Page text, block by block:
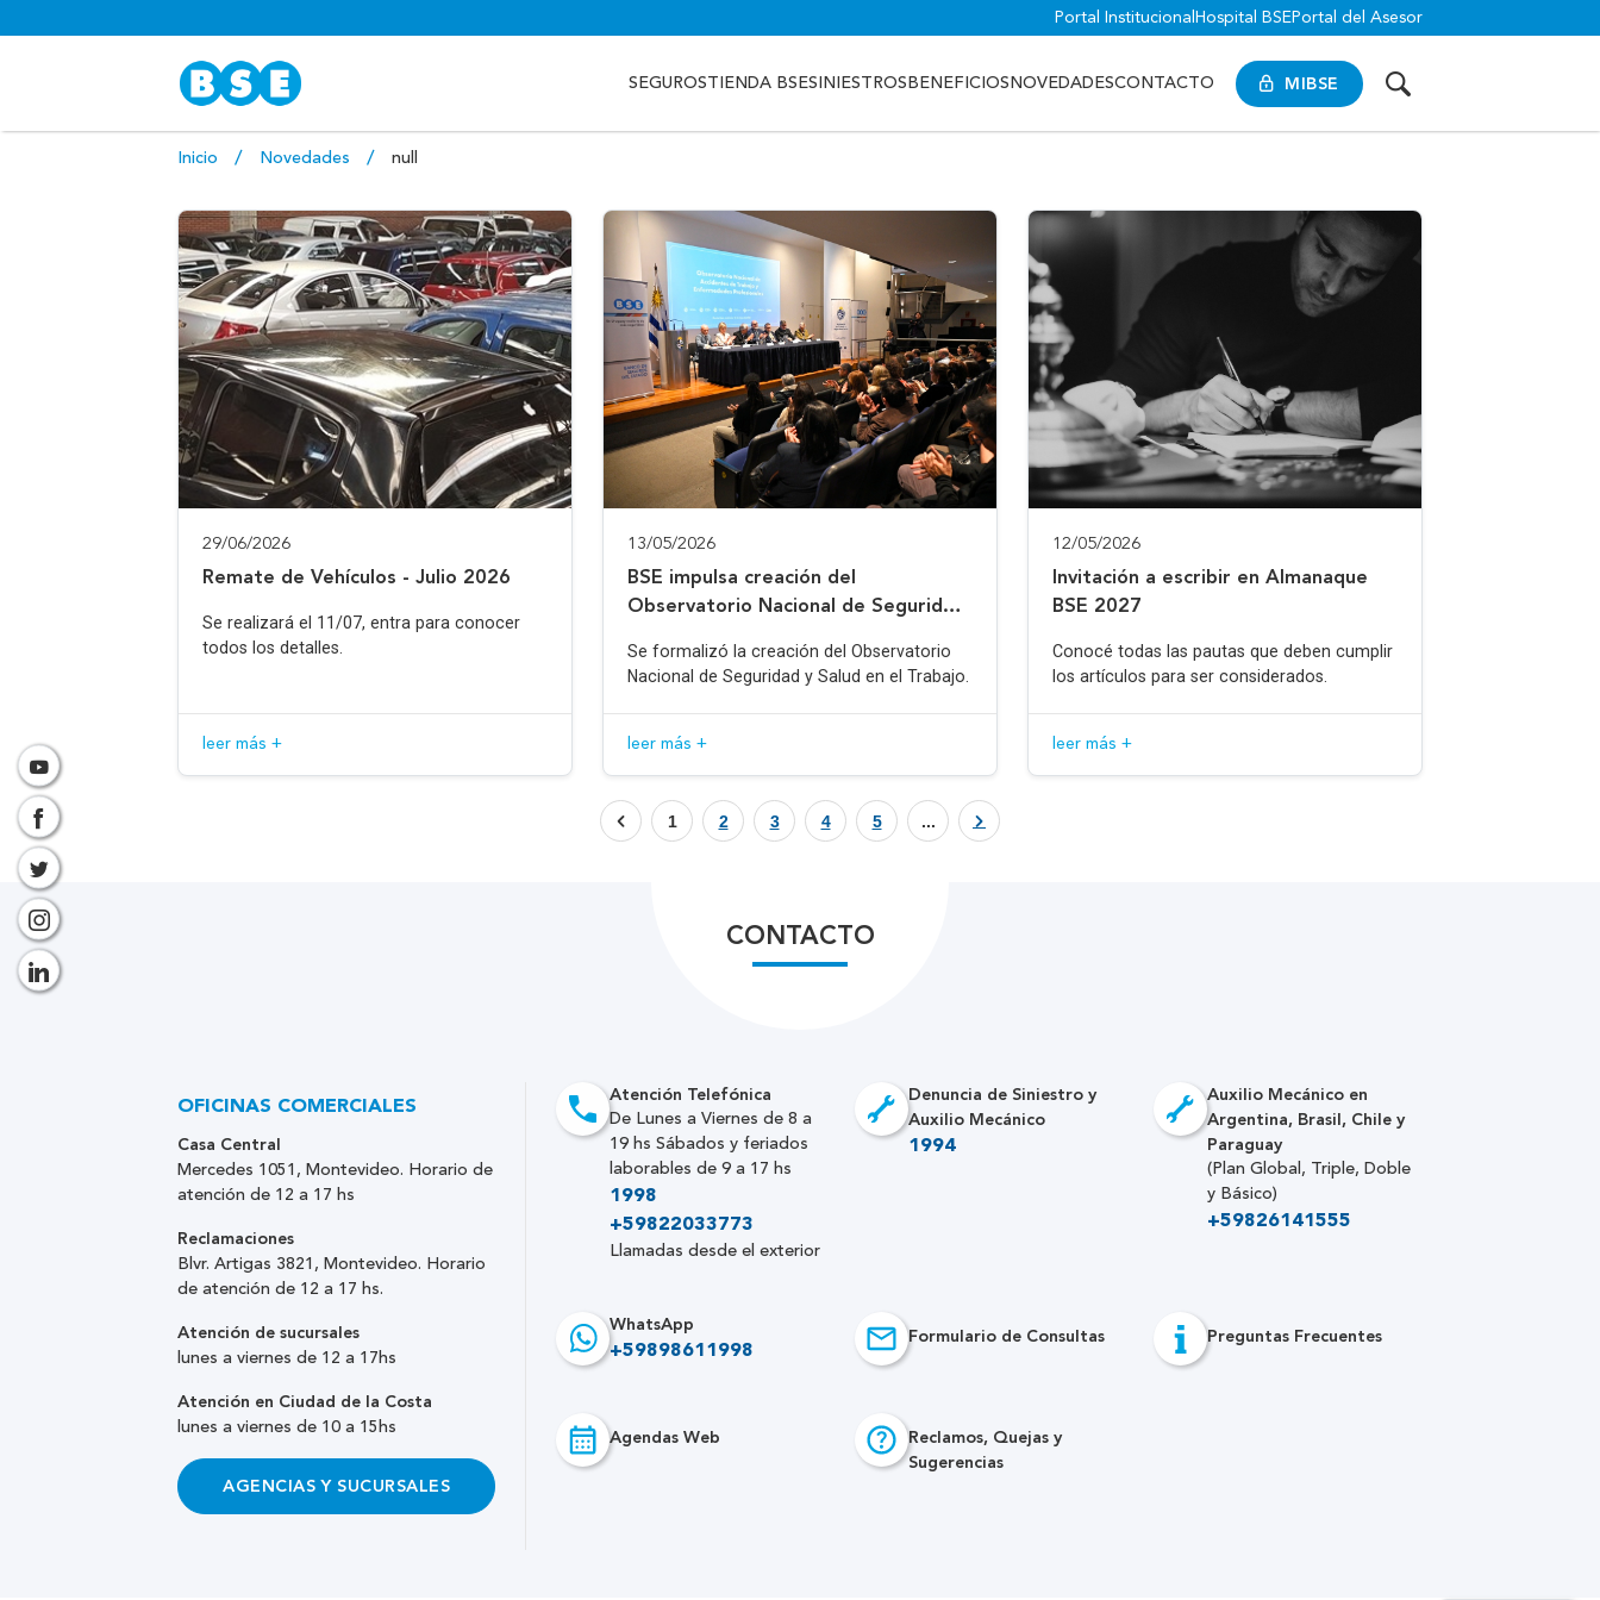
Portal Institucional Hospital BSE Portal del Asesor
MIBSE
SEGUROSTIENDA BSESINIESTROS BENEFICIOS NOVEDADESCONTACTO
Inicio Novedades null
29/06/2026
Remate de Vehículos - Julio 2026
Se realizará el 11/07, entra para conocer
todos los detalles.
leer más +
13/05/2026
BSE impulsa creación del
Observatorio Nacional de Seguridad
Se formalizó la creación del Observatorio
Nacional de Seguridad y Salud en el Trabajo.
leer más +
12/05/2026
Invitación a escribir en Almanaque
BSE 2027
Conocé todas las pautas que deben cumplir
los artículos para ser considerados.
leer más +
1 2 3 4 5 ...
CONTACTO
Atención Telefónica
De Lunes a Viernes de 8 a
19 hs Sábados y feriados
laborables de 9 a 17 hs
1998
+59822033773
Llamadas desde el exterior
Denuncia de Siniestro y
Auxilio Mecánico
1994
Auxilio Mecánico en
Argentina, Brasil, Chile y
Paraguay
(Plan Global, Triple, Doble
y Básico)
+59826141555
WhatsApp
+59898611998
Formulario de Consultas Preguntas Frecuentes
Agendas Web
Reclamos, Quejas y
Sugerencias
OFICINAS COMERCIALES
Casa Central
Mercedes 1051, Montevideo. Horario de
atención de 12 a 17 hs
Reclamaciones
Blvr. Artigas 3821, Montevideo. Horario
de atención de 12 a 17 hs.
Atención de sucursales
lunes a viernes de 12 a 17hs
Atención en Ciudad de la Costa
lunes a viernes de 10 a 15hs
AGENCIAS Y SUCURSALES